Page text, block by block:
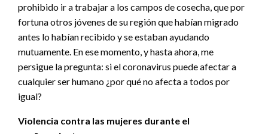
prohibido ir a trabajar a los campos de cosecha, que por
fortuna otros jóvenes de su región que habían migrado
antes lo habían recibido y se estaban ayudando
mutuamente. En ese momento, y hasta ahora, me
persigue la pregunta: si el coronavirus puede afectar a
cualquier ser humano ¿por qué no afecta a todos por
igual?
Violencia contra las mujeres durante el